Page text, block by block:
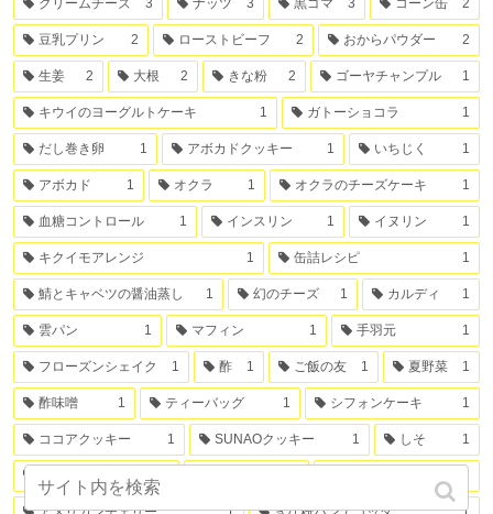
クリームチーズ 3 ナッツ 3 黒ゴマ 3 コーン缶 2
豆乳プリン 2 ローストビーフ 2 おからパウダー 2
生姜 2 大根 2 きな粉 2 ゴーヤチャンプル 1
キウイのヨーグルトケーキ 1 ガトーショコラ 1
だし巻き卵 1 アボカドクッキー 1 いちじく 1
アボカド 1 オクラ 1 オクラのチーズケーキ 1
血糖コントロール 1 インスリン 1 イヌリン 1
キクイモアレンジ 1 缶詰レシピ 1
鯖とキャベツの醤油蒸し 1 幻のチーズ 1 カルディ 1
雲パン 1 マフィン 1 手羽元 1
フローズンシェイク 1 酢 1 ご飯の友 1 夏野菜 1
酢味噌 1 ティーバッグ 1 シフォンケーキ 1
ココアクッキー 1 SUNAOクッキー 1 しそ 1
トウモロコシ